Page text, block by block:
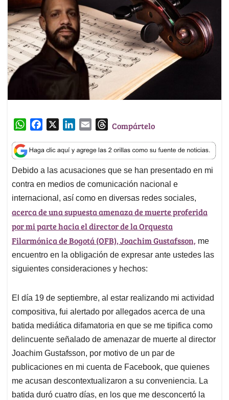
W
a
t
s
A
p
p
c
e
b
o
o
k
n
k
e
d
I
n
a
i
l
T
r
e
a
d
s
Compártelo
Debido a las acusaciones que se han presentado en mi
contra en medios de comunicación nacional e
internacional, así como en diversas redes sociales,
acerca de una supuesta amenaza de muerte proferida
por mi parte hacia el director de la Orquesta
Filarmónica de Bogotá (OFB), Joachim Gustafsson, me
encuentro en la obligación de expresar ante ustedes las
siguientes consideraciones y hechos:
El día 19 de septiembre, al estar realizando mi actividad
compositiva, fui alertado por allegados acerca de una
batida mediática difamatoria en que se me tipifica como
delincuente señalado de amenazar de muerte al director
Joachim Gustafsson, por motivo de un par de
publicaciones en mi cuenta de Facebook, que quienes
me acusan descontextualizaron a su conveniencia. La
batida duró cuatro días, en los que me desconcertó la